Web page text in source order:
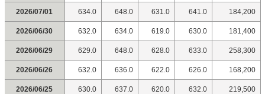
2026/07/01 634.0 648.0 631.0 641.0 184,200
2026/06/30 632.0 634.0 619.0 630.0 181,400
2026/06/29 629.0 648.0 628.0 633.0 258,300
2026/06/26 632.0 636.0 622.0 626.0 168,200
2026/06/25 630.0 637.0 620.0 632.0 219,500